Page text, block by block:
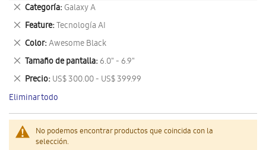
No podemos encontrar productos que coincida con la
selección.
Categoría Galaxy A
Eliminar
este
artículo
Feature Tecnología AI
Eliminar
este
artículo
Color Awesome Black
Eliminar
este
artículo
Tamaño de pantalla 6.0" - 6.9"
Eliminar
este
artículo
Precio US$ 300.00 - US$ 399.99
Eliminar
este
artículo
Eliminar todo